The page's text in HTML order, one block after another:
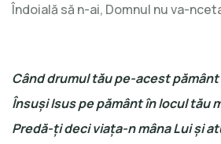
Îndoială să n-ai, Domnul nu va-
Când drumul tău pe-acest
Însuşi Isus pe pământ în locul tău
Predă-ţi deci viaţa-n mâna Lui şi